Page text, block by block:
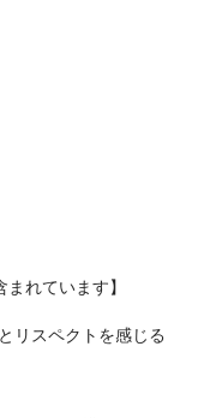
れています】
リスペクトを感じる